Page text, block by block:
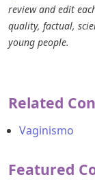
review and edit
quality, factual,
young people.
Related
Vaginismo
Featured